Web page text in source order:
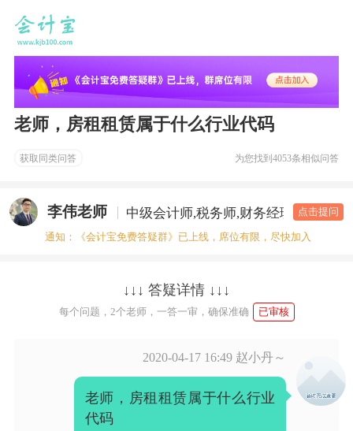
老师，房租租赁属于什么行业代码
获取同类问答 为您找到4053条相似问答
李伟老师 中级会计师,税务师,财务经理 答疑老
点击提问
通知：《会计宝免费答疑群》已上线，席位有限，尽快加入
↓↓↓ 答疑详情 ↓↓↓
每个问题，2个老师，一答一审，确保准确 已审核
2020-04-17 16:49 赵小丹～
老师，房租租赁属于什么行业
代码